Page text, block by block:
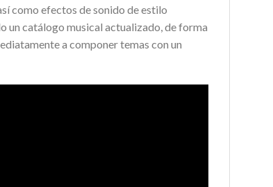
como efectos de sonido de estilo
un catálogo musical actualizado, de forma
a componer temas con un